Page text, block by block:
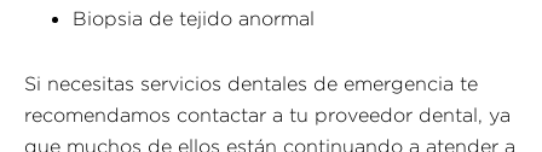
Biopsia de tejido anormal
Si necesitas servicios dentales de emergencia te
recomendamos contactar a tu proveedor dental, ya
que muchos de ellos están continuando a atender a